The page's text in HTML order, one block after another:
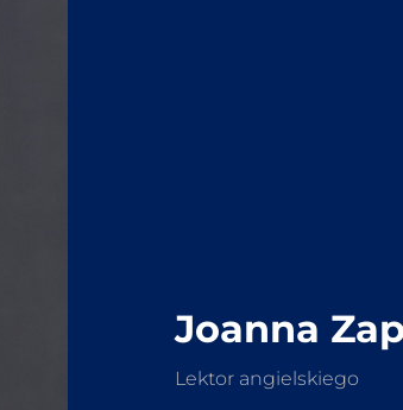
Joanna
Lektor angielskiego